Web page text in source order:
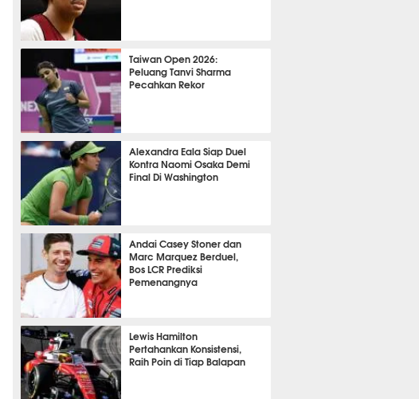
BASKET
Taiwan Open 2026:
Peluang Tanvi Sharma
Pecahkan Rekor
BADMINTON
Alexandra Eala Siap Duel
Kontra Naomi Osaka Demi
Final Di Washington
TENIS
Andai Casey Stoner dan
Marc Marquez Berduel,
Bos LCR Prediksi
Pemenangnya
MOTOGP
Lewis Hamilton
Pertahankan Konsistensi,
Raih Poin di Tiap Balapan